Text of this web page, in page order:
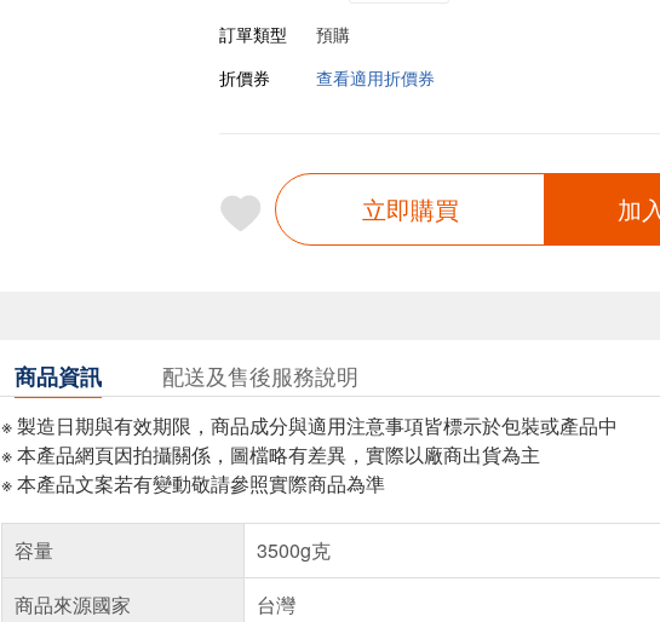
訂單類型
預購
折價券
查看適用折價券
立即購買 加
商品資訊 配送及售後服務說明
※ 製造日期與有效期限，商品成分與適用注意事項皆標示於包裝或產品中
※ 本產品網頁因拍攝關係，圖檔略有差異，實際以廠商出貨為主
※ 本產品文案若有變動敬請參照實際商品為準
容量
3500g克
商品來源國家
台灣